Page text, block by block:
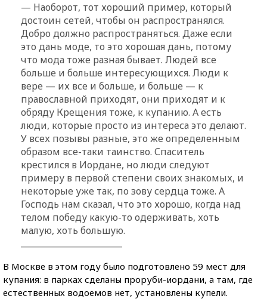
— Наоборот, тот хороший пример, который
достоин сетей, чтобы он распространялся.
Добро должно распространяться. Даже если
это дань моде, то это хорошая дань, потому
что мода тоже разная бывает. Людей все
больше и больше интересующихся. Люди к
вере — их все и больше, и больше — к
православной приходят, они приходят и к
обряду Крещения тоже, к купанию. А есть
люди, которые просто из интереса это делают.
У всех позывы разные, это же определенным
образом все-таки таинство. Спаситель
крестился в Иордане, но люди следуют
примеру в первой степени своих знакомых, и
некоторые уже так, по зову сердца тоже. А
Господь нам сказал, что это хорошо, когда над
телом победу какую-то одерживать, хоть
малую, хоть большую.
В Москве в этом году было подготовлено 59 мест для
купания: в парках сделаны проруби-иордани, а там, где
естественных водоемов нет, установлены купели.